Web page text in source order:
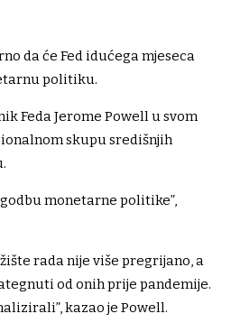
da će Fed idućega mjeseca
politiku.
Feda Jerome Powell u svom
skupu središnjih
monetarne politike”,
rada nije više pregrijano, a
od onih prije pandemije.
kazao je Powell.